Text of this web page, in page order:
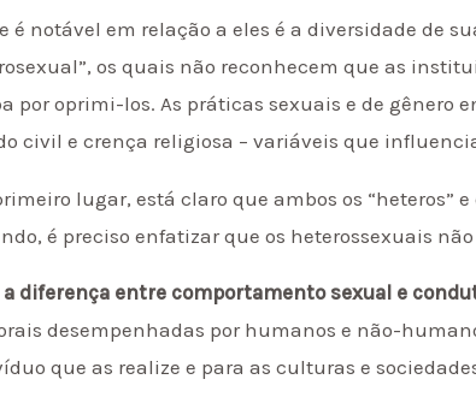
é notável em relação a eles é a diversidade de
os quais não reconhecem que as
por oprimi-los. As práticas sexuais e de gênero
civil e crença religiosa – variáveis que
lugar, está claro que ambos os “heteros”
é preciso enfatizar que os heterossexuais
a diferença entre comportamento sexual e
desempenhadas por humanos e não-
que as realize e para as culturas e